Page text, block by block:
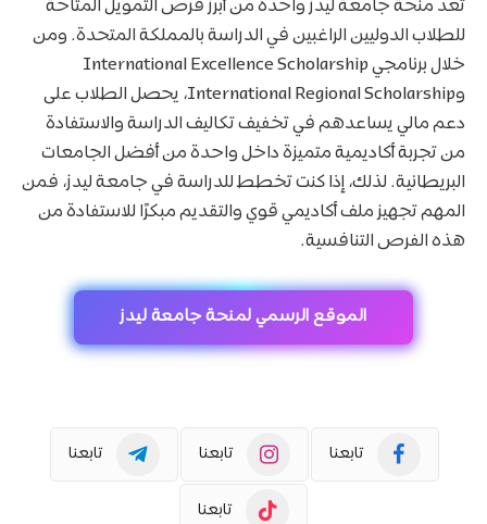
تُعد منحة جامعة ليدز واحدة من أبرز فرص التمويل المتاحة
للطلاب الدوليين الراغبين في الدراسة بالمملكة المتحدة. ومن
خلال برنامجي International Excellence Scholarship
وInternational Regional Scholarship، يحصل الطلاب على
دعم مالي يساعدهم في تخفيف تكاليف الدراسة والاستفادة
من تجربة أكاديمية متميزة داخل واحدة من أفضل الجامعات
البريطانية. لذلك، إذا كنت تخطط للدراسة في جامعة ليدز، فمن
المهم تجهيز ملف أكاديمي قوي والتقديم مبكرًا للاستفادة من
هذه الفرص التنافسية.
الموقع الرسمي لمنحة جامعة ليدز
تابعنا تابعنا تابعنا
تابعنا